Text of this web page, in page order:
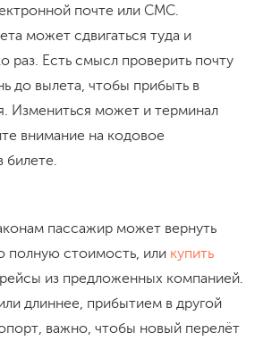
почте или СМС.
может сдвигаться туда и
раз. Есть смысл проверить почту
до вылета, чтобы прибыть в
Измениться может и терминал
внимание на кодовое
билете.
пассажир может вернуть
полную стоимость, или купить
рейсы из предложенных компанией.
длиннее, прибытием в другой
важно, чтобы новый перелёт